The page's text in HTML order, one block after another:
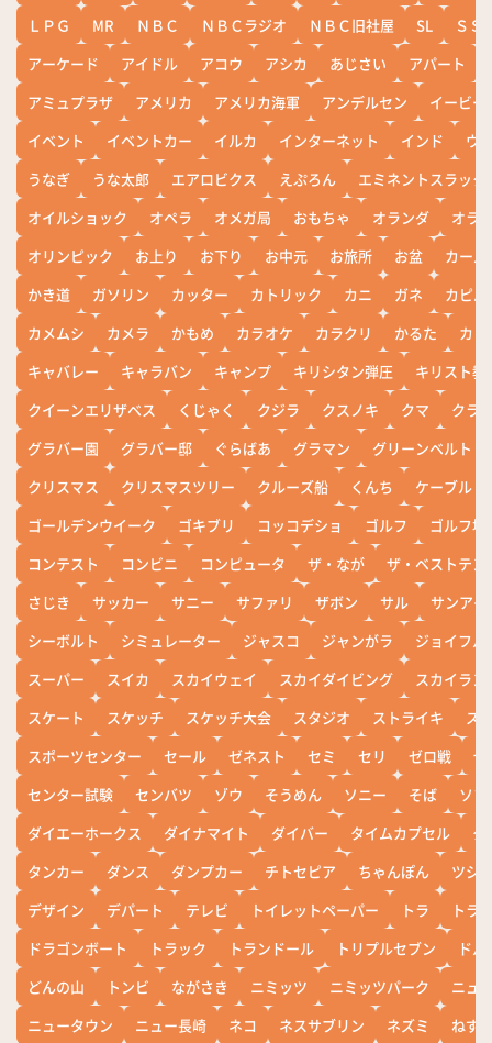
ＬＰＧ MR ＮＢＣ ＮＢＣラジオ ＮＢＣ旧社屋 SL
ＳＳ
アーケード
アイドル アコウ アシカ あじさい アパート
アミュプラザ
アメリカ アメリカ海軍 アンデルセン
イービー
イベント
イベントカー イルカ インターネット インド
ウ
うなぎ
うな太郎 エアロビクス えぷろん
エミネントスラック
オイルショック
オペラ オメガ局 おもちゃ オランダ
オラ
オリンピック
お上り お下り お中元 お旅所 お盆
カー
かき道
ガソリン カッター カトリック カニ ガネ
カピバ
カメムシ
カメラ かもめ カラオケ カラクリ かるた
カレ
キャバレー
キャラバン キャンプ キリシタン弾圧
キリスト教
クイーンエリザベス
くじゃく クジラ クスノキ クマ
クラ
グラバー園
グラバー邸 ぐらばあ グラマン
グリーンベルト
クリスマス
クリスマスツリー クルーズ船 くんち
ケーブル
ゴールデンウイーク
ゴキブリ コッコデショ ゴルフ
ゴルフ場
コンテスト
コンビニ コンピュータ ザ・なが
ザ・ベストテン
さじき
サッカー サニー サファリ ザボン サル
サンアイ
シーボルト
シミュレーター ジャスコ ジャンがラ
ジョイフル
スーパー
スイカ スカイウェイ スカイダイビング
スカイラン
スケート
スケッチ スケッチ大会 スタジオ ストライキ
ス
スポーツセンター
セール ゼネスト セミ セリ ゼロ戦
ぜ
センター試験
センバツ ゾウ そうめん ソニー そば
ソ
ダイエーホークス
ダイナマイト ダイバー タイムカプセル
タ
タンカー
ダンス ダンプカー チトセピア ちゃんぽん
ツシ
デザイン
デパート テレビ トイレットペーパー トラ
トラ
ドラゴンボート
トラック トランドール トリプルセブン
ド
どんの山
トンビ ながさき ニミッツ ニミッツパーク
ニュ
ニュータウン
ニュー長崎 ネコ ネスサブリン ネズミ
ねず